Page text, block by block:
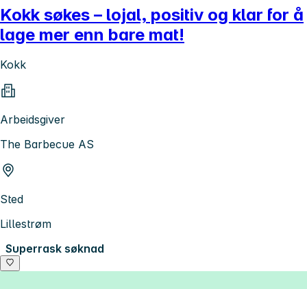
Kokk søkes – lojal, positiv og klar for å
lage mer enn bare mat!
Kokk
Arbeidsgiver
The Barbecue AS
Sted
Lillestrøm
Superrask søknad